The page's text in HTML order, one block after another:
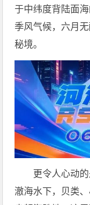
于中纬度背陆面
季风气候，六月
秘境。
更令人心动
澈海水下，贝类